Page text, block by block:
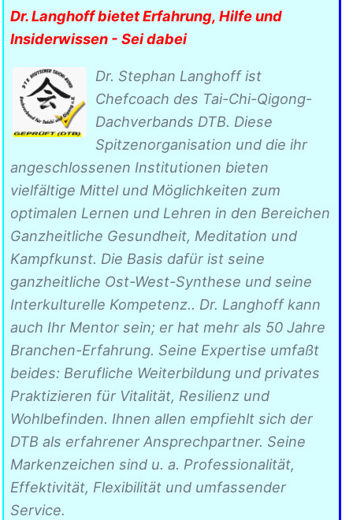
Dr. Langhoff bietet Erfahrung, Hilfe und
Insiderwissen - Sei dabei
Dr. Stephan Langhoff ist
Chefcoach des Tai-Chi-Qigong-
Dachverbands DTB. Diese
Spitzenorganisation und die ihr
angeschlossenen Institutionen bieten
vielfältige Mittel und Möglichkeiten zum
optimalen Lernen und Lehren in den Bereichen
Ganzheitliche Gesundheit, Meditation und
Kampfkunst. Die Basis dafür ist seine
ganzheitliche Ost-West-Synthese und seine
Interkulturelle Kompetenz.. Dr. Langhoff kann
auch Ihr Mentor sein; er hat mehr als 50 Jahre
Branchen-Erfahrung. Seine Expertise umfaßt
beides: Berufliche Weiterbildung und privates
Praktizieren für Vitalität, Resilienz und
Wohlbefinden. Ihnen allen empfiehlt sich der
DTB als erfahrener Ansprechpartner. Seine
Markenzeichen sind u. a. Professionalität,
Effektivität, Flexibilität und umfassender
Service.